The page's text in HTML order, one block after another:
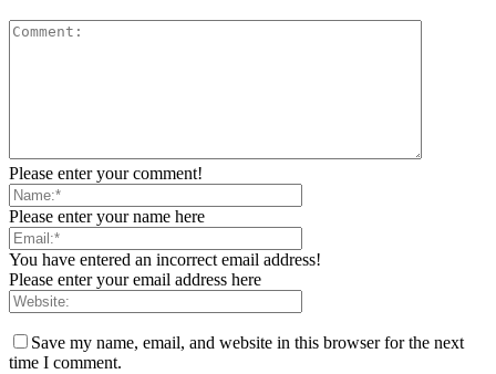
Please enter your comment!
Please enter your name here
You have entered an incorrect email address!
Please enter your email address here
Save my name, email, and website in this browser for the next
time I comment.